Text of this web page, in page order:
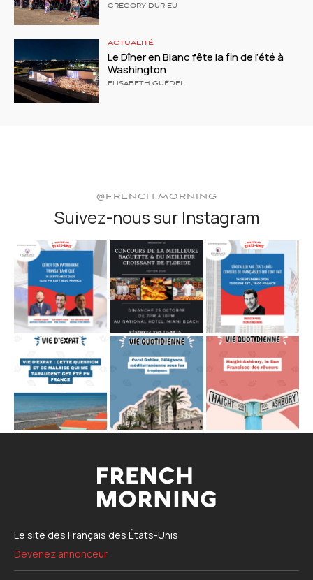
GRÉGORY DURIEU
ACTUALITÉ
Le Dîner en Blanc fête la fin de l’été à
Washington
ELISABETH GUÉDEL
@FRENCH.MORNING
Suivez-nous sur Instagram
Le site des Français des États-Unis
Devenez annonceur